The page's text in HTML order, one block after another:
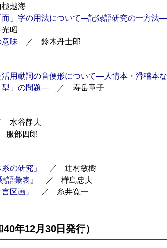
越海
而」字の用法について―記録語研究の一方法―
昭
意味 ／ 鈴木丹士郎
活用動詞の音便形について―人情本・滑稽本
型」の問題― ／ 寿岳章子
水谷静夫
部四郎
の研究」
／ 辻村敏樹
語彙表』
／ 樺島忠夫
区画』
／ 糸井寛一
年12月30日発行）